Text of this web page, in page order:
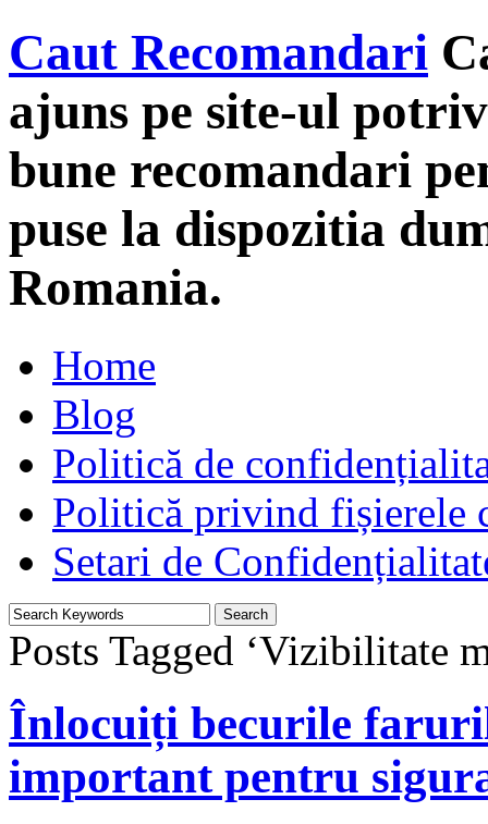
Caut Recomandari
ajuns pe site-ul
bune recomandari
puse la dispozitia
Romania.
Home
Blog
Politică de
Politică privind fișierele
Setari de
Posts Tagged ‘Vizibilitate
Înlocuiți becurile
important pentru